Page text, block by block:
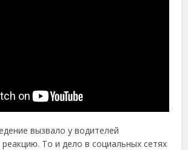
вызвало у водителей
То и дело в социальных сетях